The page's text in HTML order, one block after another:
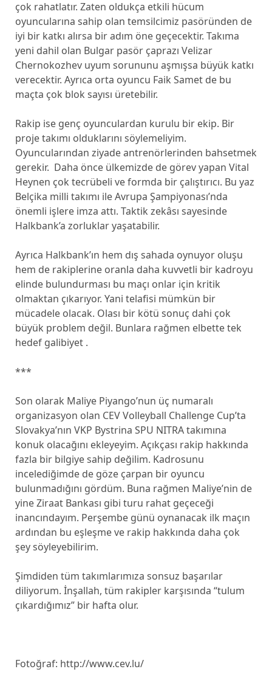
çok rahatlatır. Zaten oldukça etkili hücum
oyuncularına sahip olan temsilcimiz pasöründen de
iyi bir katkı alırsa bir adım öne geçecektir. Takıma
yeni dahil olan Bulgar pasör çaprazı Velizar
Chernokozhev uyum sorununu aşmışsa büyük katkı
verecektir. Ayrıca orta oyuncu Faik Samet de bu
maçta çok blok sayısı üretebilir.
Rakip ise genç oyunculardan kurulu bir ekip. Bir
proje takımı olduklarını söylemeliyim.
Oyuncularından ziyade antrenörlerinden bahsetmek
gerekir. Daha önce ülkemizde de görev yapan Vital
Heynen çok tecrübeli ve formda bir çalıştırıcı. Bu yaz
Belçika milli takımı ile Avrupa Şampiyonası’nda
önemli işlere imza attı. Taktik zekâsı sayesinde
Halkbank’a zorluklar yaşatabilir.
Ayrıca Halkbank’ın hem dış sahada oynuyor oluşu
hem de rakiplerine oranla daha kuvvetli bir kadroyu
elinde bulundurması bu maçı onlar için kritik
olmaktan çıkarıyor. Yani telafisi mümkün bir
mücadele olacak. Olası bir kötü sonuç dahi çok
büyük problem değil. Bunlara rağmen elbette tek
hedef galibiyet .
***
Son olarak Maliye Piyango’nun üç numaralı
organizasyon olan CEV Volleyball Challenge Cup’ta
Slovakya’nın VKP Bystrina SPU NITRA takımına
konuk olacağını ekleyeyim. Açıkçası rakip hakkında
fazla bir bilgiye sahip değilim. Kadrosunu
incelediğimde de göze çarpan bir oyuncu
bulunmadığını gördüm. Buna rağmen Maliye’nin de
yine Ziraat Bankası gibi turu rahat geçeceği
inancındayım. Perşembe günü oynanacak ilk maçın
ardından bu eşleşme ve rakip hakkında daha çok
şey söyleyebilirim.
Şimdiden tüm takımlarımıza sonsuz başarılar
diliyorum. İnşallah, tüm rakipler karşısında “tulum
çıkardığımız” bir hafta olur.
Fotoğraf: http://www.cev.lu/